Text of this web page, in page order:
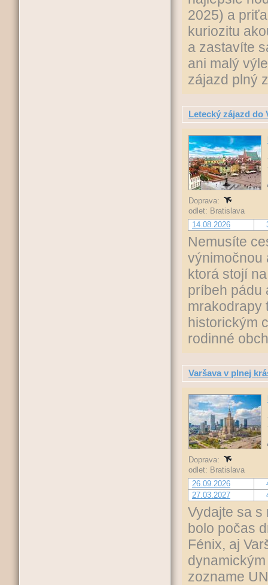
2025) a
kuriozitu
a zastavíte
ani malý
zájazd plný
Letecký zájazd do
Doprava:
odlet: Bratislava
14.08.2026
Nemusíte
výnimočnou
ktorá stojí
príbeh pádu
mrakodrapy
historickým
rodinné
Varšava v plnej
Doprava:
odlet: Bratislava
26.09.2026
27.03.2027
Vydajte sa s
bolo počas
Fénix, aj
zozname